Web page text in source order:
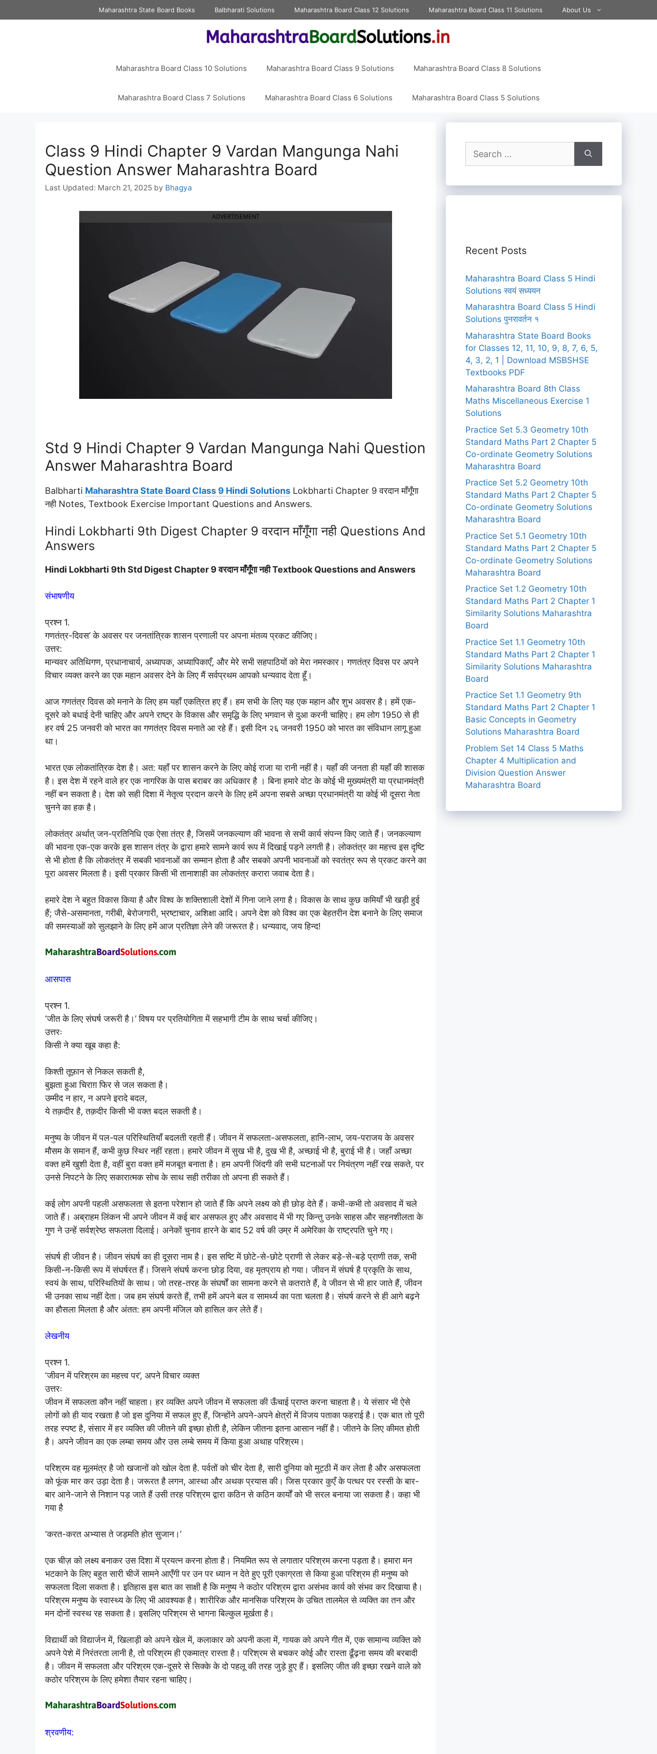
to
Maharashtra State Board Books Balbharati Solutions Maharashtra Board Class 12 Solutions Maharashtra Board Class 11 Solutions About Us
Maharashtra Board Class 10 Solutions Maharashtra Board Class 9 Solutions Maharashtra Board Class 8 Solutions
Maharashtra Board Class 7 Solutions Maharashtra Board Class 6 Solutions Maharashtra Board Class 5 Solutions
Class 9 Hindi Chapter 9 Vardan Mangunga Nahi
Question Answer Maharashtra Board
March 21, 2025 by Bhagya
ADVERTISEMENT
Std 9 Hindi Chapter 9 Vardan Mangunga Nahi Question
Answer Maharashtra Board
Balbharti Maharashtra State Board Class 9 Hindi Solutions Lokbharti Chapter 9 वरदान माँगूँगा
नही Notes, Textbook Exercise Important Questions and Answers.
Hindi Lokbharti 9th Digest Chapter 9 वरदान माँगूँगा नही Questions And
Answers
Hindi Lokbharti 9th Std Digest Chapter 9 वरदान माँगूँगा नही Textbook Questions and Answers
संभाषणीय
प्रश्न 1.
गणतंत्र-दिवस’ के अवसर पर जनतांत्रिक शासन प्रणाली पर अपना मंतव्य प्रकट कीजिए।
उत्तर:
मान्यवर अतिथिगण, प्रधानाचार्य, अध्यापक, अध्यापिकाएँ, और मेरे सभी सहपाठियों को मेरा नमस्कार। गणतंत्र दिवस पर अपने
विचार व्यक्त करने का एक महान अवसर देने के लिए मैं सर्वप्रथम आपको धन्यवाद देता हूँ।
आज गणतंत्र दिवस को मनाने के लिए हम यहाँ एकत्रित हए हैं। हम सभी के लिए यह एक महान और शुभ अवसर है। हमें एक-
दूसरे को बधाई देनी चाहिए और अपने राष्ट्र के विकास और समृद्धि के लिए भगवान से दुआ करनी चाहिए। हम लोग 1950 से ही
हर वर्ष 25 जनवरी को भारत का गणतंत्र दिवस मनाते आ रहे हैं। इसी दिन २६ जनवरी 1950 को भारत का संविधान लागू हुआ
था।
भारत एक लोकतांत्रिक देश है। अत: यहाँ पर शासन करने के लिए कोई राजा या रानी नहीं है। यहाँ की जनता ही यहाँ की शासक
है। इस देश में रहने वाले हर एक नागरिक के पास बराबर का अधिकार है । बिना हमारे वोट के कोई भी मुख्यमंत्री या प्रधानमंत्री
नहीं बन सकता है। देश को सही दिशा में नेतृत्व प्रदान करने के लिए हमें अपना सबसे अच्छा प्रधानमंत्री या कोई भी दूसरा नेता
चुनने का हक है।
लोकतंत्र अर्थात् जन-प्रतिनिधि एक ऐसा तंत्र है, जिसमें जनकल्याण की भावना से सभी कार्य संपन्न किए जाते हैं। जनकल्याण
की भावना एक-एक करके इस शासन तंत्र के द्वारा हमारे सामने कार्य रूप में दिखाई पड़ने लगती है। लोकतंत्र का महत्त्व इस दृष्टि
से भी होता है कि लोकतंत्र में सबकी भावनाओं का सम्मान होता है और सबको अपनी भावनाओं को स्वतंत्र रूप से प्रकट करने का
पूरा अवसर मिलता है। इसी प्रकार किसी भी तानाशाही का लोकतंत्र करारा जवाब देता है।
हमारे देश ने बहुत विकास किया है और विश्व के शक्तिशाली देशों में गिना जाने लगा है। विकास के साथ कुछ कमियाँ भी खड़ी हुई
हैं; जैसे-असमानता, गरीबी, बेरोजगारी, भ्रष्टाचार, अशिक्षा आदि। अपने देश को विश्व का एक बेहतरीन देश बनाने के लिए समाज
की समस्याओं को सुलझाने के लिए हमें आज प्रतिज्ञा लेने की जरूरत है। धन्यवाद, जय हिन्द!
आसपास
प्रश्न 1.
‘जीत के लिए संघर्ष जरूरी है।’ विषय पर प्रतियोगिता में सहभागी टीम के साथ चर्चा कीजिए।
उत्तरः
किसी ने क्या खूब कहा है:
किश्ती तूफ़ान से निकल सकती है,
बुझता हुआ चिराग़ फिर से जल सकता है।
उम्मीद न हार, न अपने इरादे बदल,
ये तक़दीर है, तक़दीर किसी भी वक्त बदल सकती है।
मनुष्य के जीवन में पल-पल परिस्थितियाँ बदलती रहती हैं। जीवन में सफलता-असफलता, हानि-लाभ, जय-पराजय के अवसर
मौसम के समान हैं, कभी कुछ स्थिर नहीं रहता। हमारे जीवन में सुख भी है, दुख भी है, अच्छाई भी है, बुराई भी है। जहाँ अच्छा
वक्त हमें खुशी देता है, वहीं बुरा वक्त हमें मजबूत बनाता है। हम अपनी जिंदगी की सभी घटनाओं पर नियंत्रण नहीं रख सकते, पर
उनसे निपटने के लिए सकारात्मक सोच के साथ सही तरीका तो अपना ही सकते हैं।
कई लोग अपनी पहली असफलता से इतना परेशान हो जाते हैं कि अपने लक्ष्य को ही छोड़ देते हैं। कभी-कभी तो अवसाद में चले
जाते हैं। अब्राहम लिंकन भी अपने जीवन में कई बार असफल हुए और अवसाद में भी गए किन्तु उनके साहस और सहनशीलता के
गुण ने उन्हें सर्वश्रेष्ठ सफलता दिलाई। अनेकों चुनाव हारने के बाद 52 वर्ष की उम्र में अमेरिका के राष्ट्रपति चुने गए।
संघर्ष ही जीवन है। जीवन संघर्ष का ही दूसरा नाम है। इस सष्टि में छोटे-से-छोटे प्राणी से लेकर बड़े-से-बड़े प्राणी तक, सभी
किसी-न-किसी रूप में संघर्षरत हैं। जिसने संघर्ष करना छोड़ दिया, वह मृतप्राय हो गया। जीवन में संघर्ष है प्रकृति के साथ,
स्वयं के साथ, परिस्थितियों के साथ। जो तरह-तरह के संघर्षों का सामना करने से कतराते हैं, वे जीवन से भी हार जाते हैं, जीवन
भी उनका साथ नहीं देता। जब हम संघर्ष करते हैं, तभी हमें अपने बल व सामर्थ्य का पता चलता है। संघर्ष करने से ही आगे बढ़ने
का हौसला मिलता है और अंतत: हम अपनी मंजिल को हासिल कर लेते हैं।
लेखनीय
प्रश्न 1.
‘जीवन में परिश्रम का महत्त्व पर’, अपने विचार व्यक्त
उत्तरः
जीवन में सफलता कौन नहीं चाहता। हर व्यक्ति अपने जीवन में सफलता की ऊँचाई प्राप्त करना चाहता है। ये संसार भी ऐसे
लोगों को ही याद रखता है जो इस दुनिया में सफल हुए हैं, जिन्होंने अपने-अपने क्षेत्रों में विजय पताका फहराई है। एक बात तो पूरी
तरह स्पष्ट है, संसार में हर व्यक्ति की जीतने की इच्छा होती है, लेकिन जीतना इतना आसान नहीं है। जीतने के लिए कीमत होती
है। अपने जीवन का एक लम्बा समय और उस लम्बे समय में किया हुआ अथाह परिश्रम।
परिश्रम वह मूलमंत्र है जो खजानों को खोल देता है. पर्वतों को चीर देता है, सारी दुनिया को मुट्ठी में कर लेता है और असफलता
को फूंक मार कर उड़ा देता है। जरूरत है लगन, आस्था और अथक प्रयास की। जिस प्रकार कुएँ के पत्थर पर रस्सी के बार-
बार आने-जाने से निशान पड़ जाते हैं उसी तरह परिश्रम द्वारा कठिन से कठिन कार्यों को भी सरल बनाया जा सकता है। कहा भी
गया है
‘करत-करत अभ्यास ते जड़मति होत सुजान।’
एक चीज़ को लक्ष्य बनाकर उस दिशा में प्रयत्न करना होता है। नियमित रूप से लगातार परिश्रम करना पड़ता है। हमारा मन
भटकाने के लिए बहुत सारी चीजें सामने आएँगी पर उन पर ध्यान न देते हुए पूरी एकाग्रता से किया हुआ परिश्रम ही मनुष्य को
सफलता दिला सकता है। इतिहास इस बात का साक्षी है कि मनुष्य ने कठोर परिश्रम द्वारा असंभव कार्य को संभव कर दिखाया है।
परिश्रम मनुष्य के स्वास्थ्य के लिए भी आवश्यक है। शारीरिक और मानसिक परिश्रम के उचित तालमेल से व्यक्ति का तन और
मन दोनों स्वस्थ रह सकता है। इसलिए परिश्रम से भागना बिल्कुल मूर्खता है।
विद्यार्थी को विद्यार्जन में, खिलाड़ी को अपने खेल में, कलाकार को अपनी कला में, गायक को अपने गीत में, एक सामान्य व्यक्ति को
अपने पेशे में निरंतरता लानी है, तो परिश्रम ही एकमात्र रास्ता है। परिश्रम से बचकर कोई और रास्ता ढूँढ़ना समय की बरबादी
है। जीवन में सफलता और परिश्रम एक-दूसरे से सिक्के के दो पहलू की तरह जुड़े हुए हैं। इसलिए जीत की इच्छा रखने वाले को
कठोर परिश्रम के लिए हमेशा तैयार रहना चाहिए।
श्रवणीय:
for:
Recent Posts
Maharashtra Board Class 5 Hindi
Solutions स्वयं सध्ययन
Maharashtra Board Class 5 Hindi
Solutions पुनरावर्तन १
Maharashtra State Board Books
for Classes 12, 11, 10, 9, 8, 7, 6, 5,
4, 3, 2, 1 | Download MSBSHSE
Textbooks PDF
Maharashtra Board 8th Class
Maths Miscellaneous Exercise 1
Solutions
Practice Set 5.3 Geometry 10th
Standard Maths Part 2 Chapter 5
Co-ordinate Geometry Solutions
Maharashtra Board
Practice Set 5.2 Geometry 10th
Standard Maths Part 2 Chapter 5
Co-ordinate Geometry Solutions
Maharashtra Board
Practice Set 5.1 Geometry 10th
Standard Maths Part 2 Chapter 5
Co-ordinate Geometry Solutions
Maharashtra Board
Practice Set 1.2 Geometry 10th
Standard Maths Part 2 Chapter 1
Similarity Solutions Maharashtra
Board
Practice Set 1.1 Geometry 10th
Standard Maths Part 2 Chapter 1
Similarity Solutions Maharashtra
Board
Practice Set 1.1 Geometry 9th
Standard Maths Part 2 Chapter 1
Basic Concepts in Geometry
Solutions Maharashtra Board
Problem Set 14 Class 5 Maths
Chapter 4 Multiplication and
Division Question Answer
Maharashtra Board